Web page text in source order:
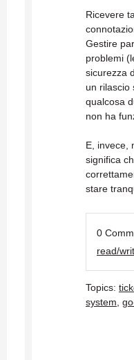
Ricevere
Gestire
problemi
sicurezza
un rilascio
qualcosa
non ha
E, invece,
significa
stare
0
read/
Topics:
system,